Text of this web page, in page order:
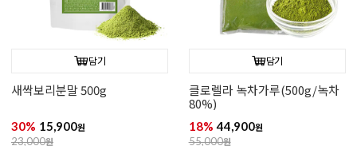
담기
새싹보리분말 500g
30% 15,900원
23,000원
담기
클로렐라 녹차가루(500g/녹차
80%)
18% 44,900원
55,000원